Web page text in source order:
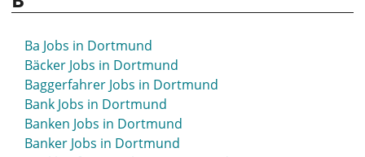
Ba Jobs in Dortmund
Bäcker Jobs in Dortmund
Baggerfahrer Jobs in Dortmund
Bank Jobs in Dortmund
Banken Jobs in Dortmund
Banker Jobs in Dortmund